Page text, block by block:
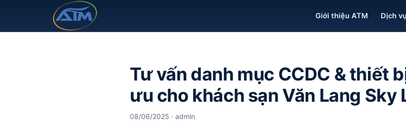
Giới thiệu ATM Dịch vụ
Tư vấn danh mục CCDC & thiết
ưu cho khách sạn Văn Lang Sky
08/06/2025 · admin